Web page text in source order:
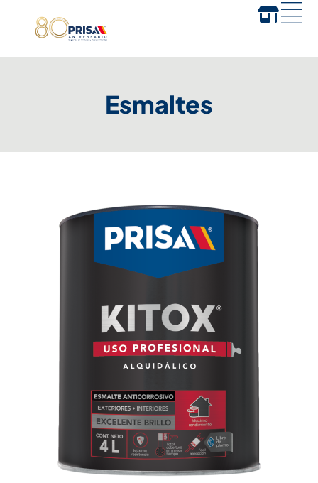
Esmaltes